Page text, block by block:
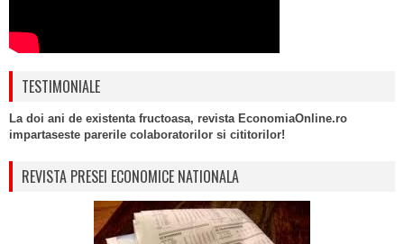
TESTIMONIALE
La doi ani de existenta fructoasa, revista EconomiaOnline.ro
impartaseste parerile colaboratorilor si cititorilor!
REVISTA PRESEI ECONOMICE NATIONALA